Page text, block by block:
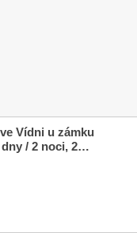
Vídni u zámku
/ 2 noci, 2…